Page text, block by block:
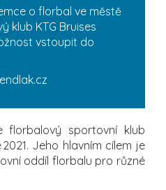
o florbal ve městě
klub KTG Bruises
vstoupit do
florbalový sportovní klub
Jeho hlavním cílem je
oddíl florbalu pro různé